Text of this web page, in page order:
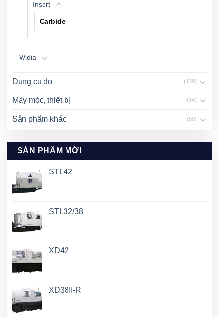
Insert
Carbide
Widia
Dụng cụ đo (139)
Máy móc, thiết bị (34)
Sản phẩm khác (50)
SẢN PHẨM MỚI
STL42
STL32/38
XD42
XD38II-R